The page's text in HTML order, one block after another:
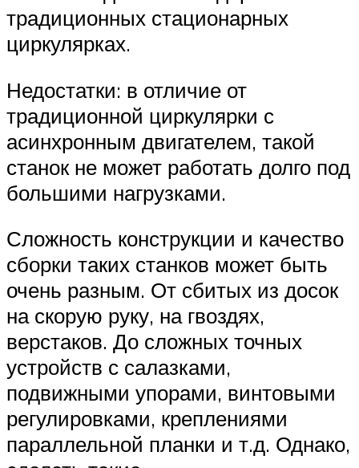
традиционных стационарных
циркулярках.
Недостатки: в отличие от
традиционной циркулярки с
асинхронным двигателем, такой
станок не может работать долго под
большими нагрузками.
Сложность конструкции и качество
сборки таких станков может быть
очень разным. От сбитых из досок
на скорую руку, на гвоздях,
верстаков. До сложных точных
устройств с салазками,
подвижными упорами, винтовыми
регулировками, креплениями
параллельной планки и т.д. Однако,